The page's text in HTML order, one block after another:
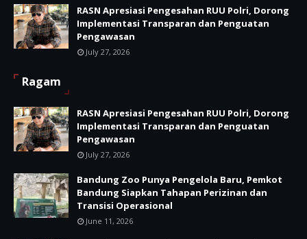
RASN Apresiasi Pengesahan RUU Polri, Dorong
Implementasi Transparan dan Penguatan
Pengawasan
July 27, 2026
Ragam
RASN Apresiasi Pengesahan RUU Polri, Dorong
Implementasi Transparan dan Penguatan
Pengawasan
July 27, 2026
Bandung Zoo Punya Pengelola Baru, Pemkot
Bandung Siapkan Tahapan Perizinan dan
Transisi Operasional
June 11, 2026